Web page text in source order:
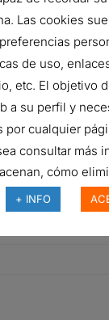
Las cookies
de uso,
etc. El objetivo
a su perfil y
cualquier
consultar más
cómo
+ INFO